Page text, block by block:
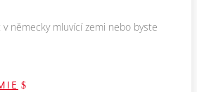
německy mluvící zemi nebo byste